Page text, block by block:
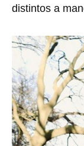
distintos a